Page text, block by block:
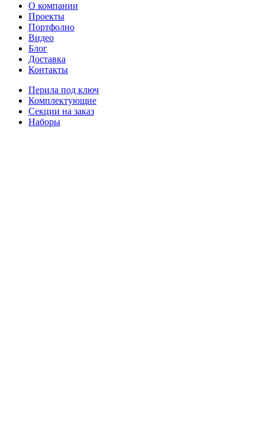
О компании
Проекты
Портфолио
Видео
Блог
Доставка
Контакты
Перила под ключ
Комплектующие
Секции на заказ
Наборы